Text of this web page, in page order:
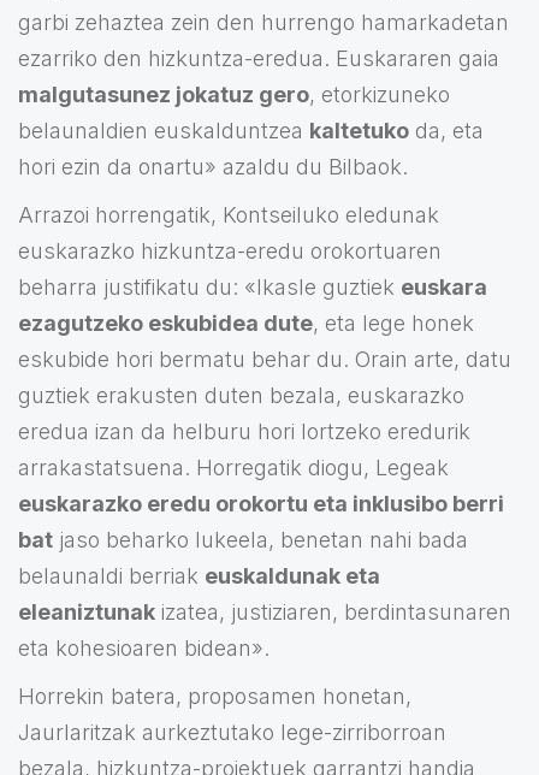
garbi zehaztea zein den hurrengo hamarkadetan
ezarriko den hizkuntza-eredua. Euskararen gaia
malgutasunez jokatuz gero, etorkizuneko
belaunaldien euskalduntzea kaltetuko da, eta
hori ezin da onartu» azaldu du Bilbaok.
Arrazoi horrengatik, Kontseiluko eledunak
euskarazko hizkuntza-eredu orokortuaren
beharra justifikatu du: «Ikasle guztiek euskara
ezagutzeko eskubidea dute, eta lege honek
eskubide hori bermatu behar du. Orain arte, datu
guztiek erakusten duten bezala, euskarazko
eredua izan da helburu hori lortzeko eredurik
arrakastatsuena. Horregatik diogu, Legeak
euskarazko eredu orokortu eta inklusibo berri
bat jaso beharko lukeela, benetan nahi bada
belaunaldi berriak euskaldunak eta
eleaniztunak izatea, justiziaren, berdintasunaren
eta kohesioaren bidean».
Horrekin batera, proposamen honetan,
Jaurlaritzak aurkeztutako lege-zirriborroan
bezala, hizkuntza-proiektuek garrantzi handia